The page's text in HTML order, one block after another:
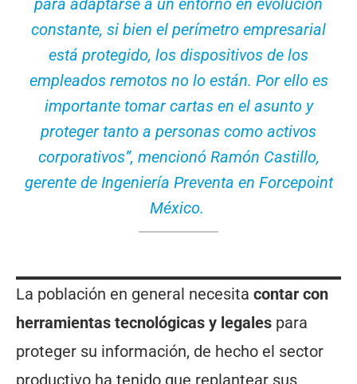
para adaptarse a un entorno en evolución
constante, si bien el perímetro empresarial
está protegido, los dispositivos de los
empleados remotos no lo están. Por ello es
importante tomar cartas en el asunto y
proteger tanto a personas como activos
corporativos”, mencionó Ramón Castillo,
gerente de Ingeniería Preventa en Forcepoint
México.
La población en general necesita contar con
herramientas tecnológicas y legales para
proteger su información, de hecho el sector